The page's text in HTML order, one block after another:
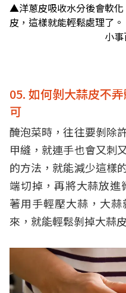
▲洋蔥皮吸收水分後會軟
皮，這樣就能輕鬆處理了
小事
05. 如何剝大蒜皮不
可
醃泡菜時，往往要剝除
甲縫，就連手也會又刺
的方法，就能減少這樣
端切掉，再將大蒜放
著用手輕壓大蒜，大
來，就能輕鬆剝掉大蒜